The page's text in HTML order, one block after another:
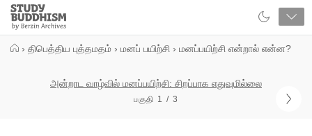
Close
Study
Buddhism
› திபெத்திய புத்தமதம் › மனப் பயிற்சி › மனப்பயிற்சி என்றால் என்ன?
அன்றாட வாழ்வில் மனப்பயிற்சி: சிறப்பாக எதுவுமில்லை
பகுதி 1 / 3